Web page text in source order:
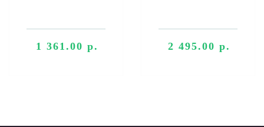
1 361.00 р. 2 495.00 р.